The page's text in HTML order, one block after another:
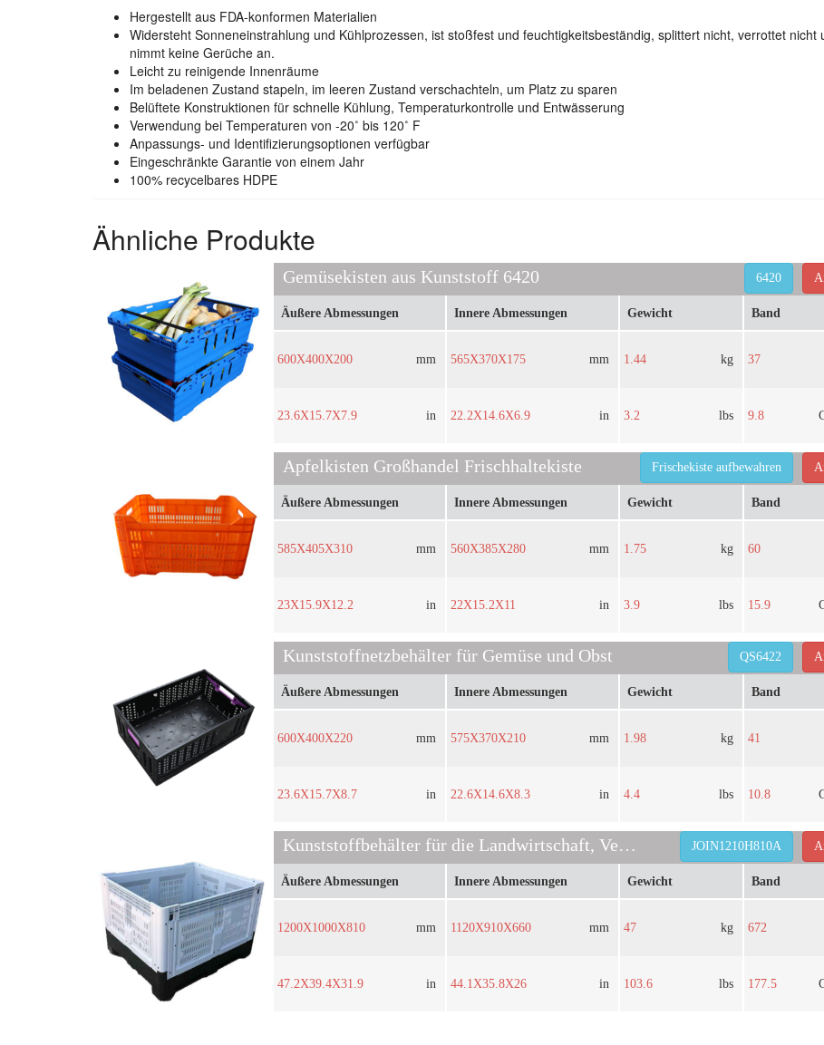
Hergestellt aus FDA-konformen Materialien
Widersteht Sonneneinstrahlung und Kühlprozessen, ist stoßfest und feuchtigkeitsbeständig, splittert nicht, verrottet nicht
nimmt keine Gerüche an.
Leicht zu reinigende Innenräume
Im beladenen Zustand stapeln, im leeren Zustand verschachteln, um Platz zu sparen
Belüftete Konstruktionen für schnelle Kühlung, Temperaturkontrolle und Entwässerung
Verwendung bei Temperaturen von -20˚ bis 120˚ F
Anpassungs- und Identifizierungsoptionen verfügbar
Eingeschränkte Garantie von einem Jahr
100% recycelbares HDPE
Ähnliche Produkte
Gemüsekisten aus Kunststoff 6420 6420
Äußere Abmessungen
600X400X200 mm
23.6X15.7X7.9 in
Innere Abmessungen
565X370X175 mm
22.2X14.6X6.9 in
Gewicht
1.44 kg
3.2 lbs
Band
37
9.8
Apfelkisten Großhandel Frischhaltekiste Frischekiste aufbewahren
Äußere Abmessungen
585X405X310 mm
23X15.9X12.2 in
Innere Abmessungen
560X385X280 mm
22X15.2X11 in
Gewicht
1.75 kg
3.9 lbs
Band
60
15.9
Kunststoffnetzbehälter für Gemüse und Obst QS6422
Äußere Abmessungen
600X400X220 mm
23.6X15.7X8.7 in
Innere Abmessungen
575X370X210 mm
22.6X14.6X8.3 in
Gewicht
1.98 kg
4.4 lbs
Band
41
10.8
Kunststoffbehälter für die Landwirtschaft, Verkauf von Erntebehältern JOIN1210H810A
Äußere Abmessungen
1200X1000X810 mm
47.2X39.4X31.9 in
Innere Abmessungen
1120X910X660 mm
44.1X35.8X26 in
Gewicht
47 kg
103.6 lbs
Band
672
177.5